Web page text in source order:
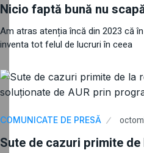
Nicio faptă bună nu
Am atras atenția încă din 2023 că
inventa tot felul de lucruri în ceea
COMUNICATE DE PRESĂ
Sute de cazuri primite